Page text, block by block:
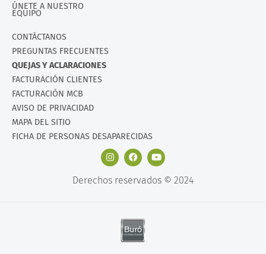
ÚNETE A NUESTRO
EQUIPO
CONTÁCTANOS
PREGUNTAS FRECUENTES
QUEJAS Y ACLARACIONES
FACTURACIÓN CLIENTES
FACTURACIÓN MCB
AVISO DE PRIVACIDAD
MAPA DEL SITIO
FICHA DE PERSONAS DESAPARECIDAS
Derechos reservados © 2024